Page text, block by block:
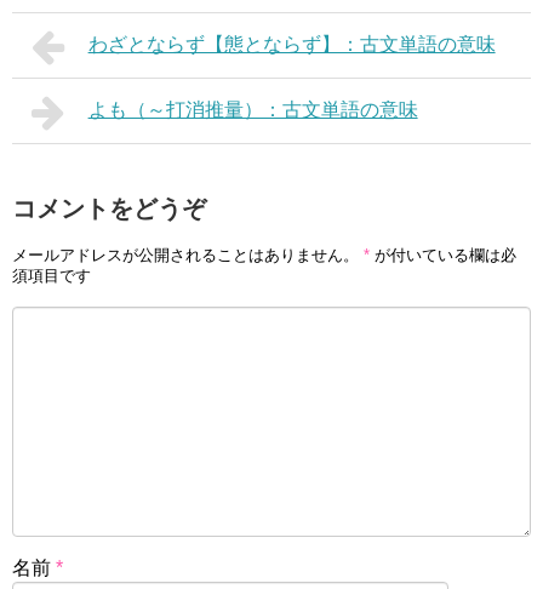
わざとならず【態とならず】：古文単語の意味
よも（～打消推量）：古文単語の意味
コメントをどうぞ
メールアドレスが公開されることはありません。 * が付いている欄は必
須項目です
名前 *